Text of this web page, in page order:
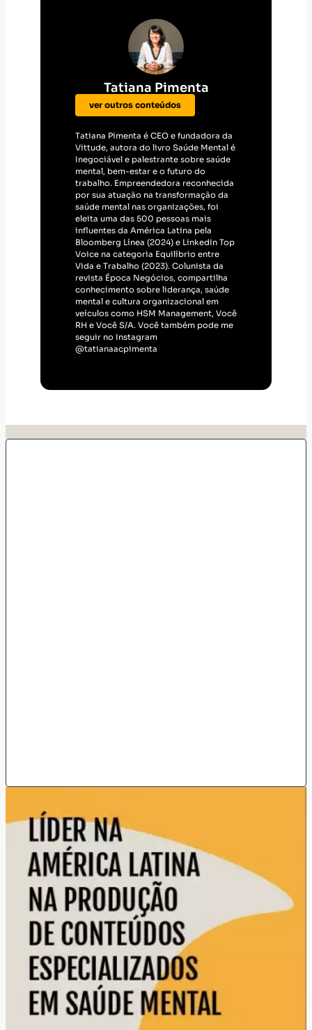
Tatiana Pimenta
ver outros conteúdos
Tatiana Pimenta é CEO e fundadora da
Vittude, autora do livro Saúde Mental é
Inegociável e palestrante sobre saúde
mental, bem-estar e o futuro do
trabalho. Empreendedora reconhecida
por sua atuação na transformação da
saúde mental nas organizações, foi
eleita uma das 500 pessoas mais
influentes da América Latina pela
Bloomberg Línea (2024) e LinkedIn Top
Voice na categoria Equilíbrio entre
Vida e Trabalho (2023). Colunista da
revista Época Negócios, compartilha
conhecimento sobre liderança, saúde
mental e cultura organizacional em
veículos como HSM Management, Você
RH e Você S/A. Você também pode me
seguir no Instagram
@tatianaacpimenta